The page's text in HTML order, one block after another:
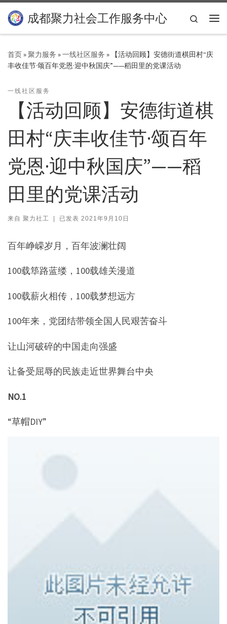
Skip to content
成都聚力社会工作服务中心
Search
首页»聚力服务 »一线社区服务 »
【活动回顾】安德街道棋田村“庆
丰收佳节·颂百年党恩·迎中秋国庆”——稻田里的党课活动
一线社区服务
【活动回顾】安德街道棋
田村“庆丰收佳节·颂百年
党恩·迎中秋国庆”——稻
田里的党课活动
来自 聚力社工 | 已发表 2021年9月10日
百年峥嵘岁月，百年波澜壮阔
100载筚路蓝缕，100载雄关漫道
100载薪火相传，100载梦想远方
100年来，党团结带领全国人民艰苦奋斗
让山河破碎的中国走向强盛
让备受屈辱的民族走近世界舞台中央
NO.1
“草帽DIY”